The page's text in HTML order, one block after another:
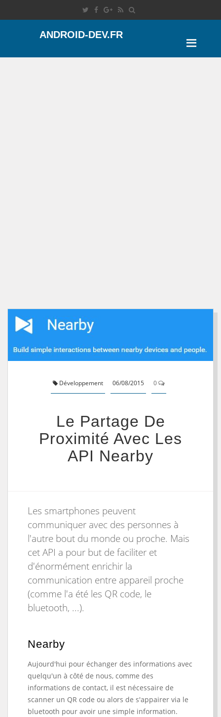
ANDROID-DEV.FR
Développement 06/08/2015 0
Le Partage De
Proximité Avec Les
API Nearby
Les smartphones peuvent
communiquer avec des personnes à
l'autre bout du monde ou proche. Mais
cet API a pour but de faciliter et
d'énormément enrichir la
communication entre appareil proche
(comme l'a été les QR code, le
bluetooth, ...).
Nearby
Aujourd'hui pour échanger des informations avec
quelqu'un à côté de nous, comme des
informations de contact, il est nécessaire de
scanner un QR code ou alors de s'appairer via le
bluetooth pour avoir une simple information.